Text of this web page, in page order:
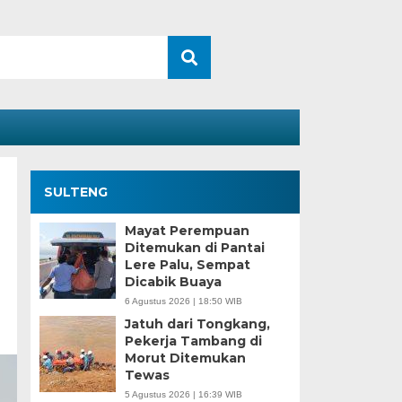
SULTENG
Mayat Perempuan
Ditemukan di Pantai
Lere Palu, Sempat
Dicabik Buaya
6 Agustus 2026 | 18:50 WIB
Jatuh dari Tongkang,
Pekerja Tambang di
Morut Ditemukan
Tewas
5 Agustus 2026 | 16:39 WIB